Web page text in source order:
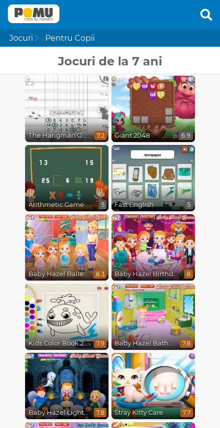
Jocuri Pentru Copii
Jocuri de la 7 ani
The Hangman Game Scrawl 7.2 Giant 2048 6.9
Arithmetic Game 5 Fast English 5
Baby Hazel Ballerina Dance 8.3 Baby Hazel Birthday Party 8
Kids Color Book 2 7.9 Baby Hazel Bathroom Hygiene 7.8
Baby Hazel Lighthouse Adventure 7.8 Stray Kitty Care 7.7